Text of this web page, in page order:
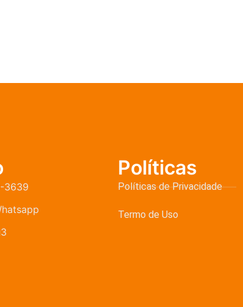
3639
Políticas
Políticas de Privacidade
Termo de Uso